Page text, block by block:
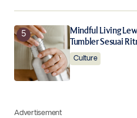
Mindful Living
Tumbler Sesuai
Culture
Advertisement